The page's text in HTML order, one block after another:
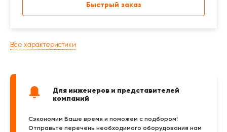
Все характеристики
Для инженеров и представителей
компаний
Сэкономим Ваше время и поможем с подбором!
Отправьте перечень необходимого оборудования нам
Быстрый заказ